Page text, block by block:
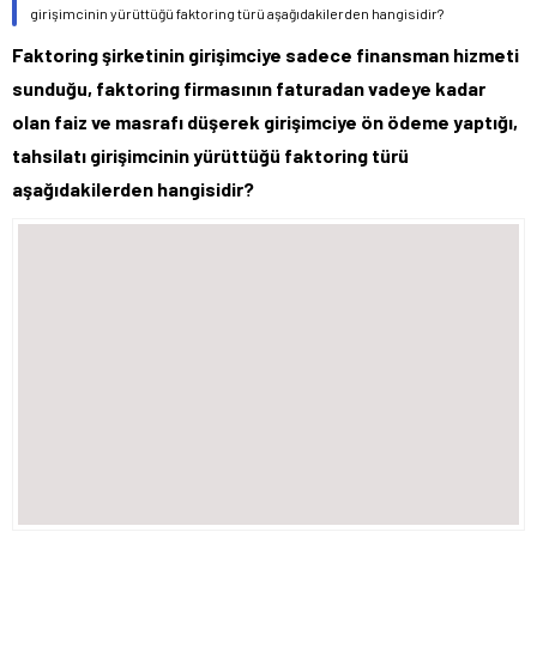
girişimcinin yürüttüğü faktoring türü aşağıdakilerden hangisidir?
Faktoring şirketinin girişimciye sadece finansman hizmeti
sunduğu, faktoring firmasının faturadan vadeye kadar
olan faiz ve masrafı düşerek girişimciye ön ödeme yaptığı,
tahsilatı girişimcinin yürüttüğü faktoring türü
aşağıdakilerden hangisidir?